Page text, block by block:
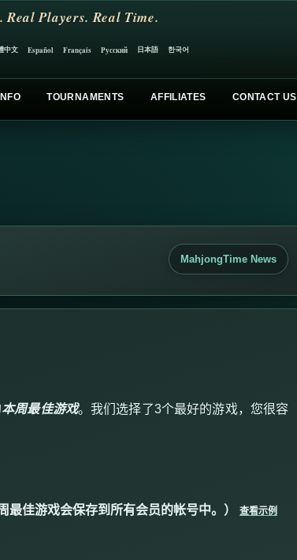
Real Players. Real Time.
中文 Español Français Русский 日本語 한국어
TOURNAMENTS AFFILIATES CONTACT US
MahjongTime News
本周最佳游戏。我们选择了3个最好的游戏，您很容
最佳游戏会保存到所有会员的帐号中。） 查看示例